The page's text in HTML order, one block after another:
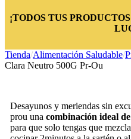
¡TODOS TUS
Tienda/Alimentación Saludable/
Clara Neutro 500G Pr-Ou
Desayunos y meriendas sin
prou una combinación ideal
para que solo tengas que